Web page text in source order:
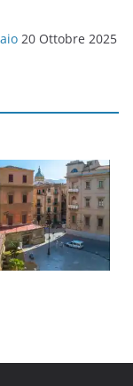
20 Ottobre 2025